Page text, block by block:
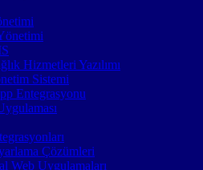
Hizmetleri Yazılımı
Sistemi
Entegrasyonu
Çözümleri
Web Uygulamaları